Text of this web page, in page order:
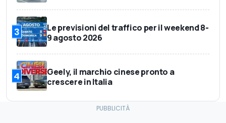
3
Le previsioni del traffico per il weekend 8-
9 agosto 2026
4
Geely, il marchio cinese pronto a
crescere in Italia